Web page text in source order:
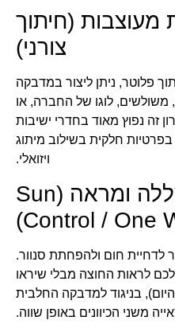
מעוצבות (חיתוך
צורני)
פלוטר, ניתן ליצור במדבקה
משולשים, לוגו של החברה, או
זה נפוץ מאוד בחדרי ישיבות
חלקית בשילוב מיתוג
ויזואלי.
מדבקות הצללה ומראה (Sun
Control / One
חום ולהפחתת סנוור.
לראות החוצה מבלי שיראו
בניגוד למדבקה החלבית
משני הכיוונים באופן שווה.